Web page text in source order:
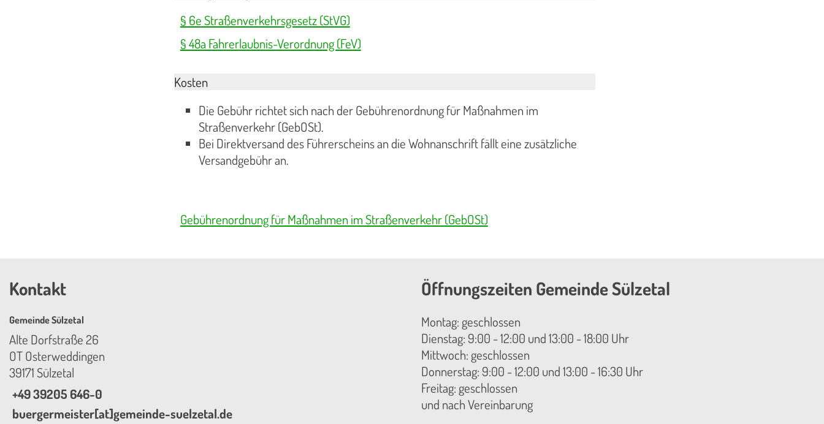
§ 6e Straßenverkehrsgesetz (StVG)
§ 48a Fahrerlaubnis-Verordnung (FeV)
Kosten
Die Gebühr richtet sich nach der Gebührenordnung für Maßnahmen im
Straßenverkehr (GebOSt).
Bei Direktversand des Führerscheins an die Wohnanschrift fällt eine zusätzliche
Versandgebühr an.
Gebührenordnung für Maßnahmen im Straßenverkehr (GebOSt)
Kontakt
Gemeinde Sülzetal
Alte Dorfstraße 26
OT Osterweddingen
39171 Sülzetal
+49 39205 646-0
buergermeister[at]gemeinde-suelzetal.de
Öffnungszeiten Gemeinde Sülzetal
Montag: geschlossen
Dienstag: 9:00 - 12:00 und 13:00 - 18:00 Uhr
Mittwoch: geschlossen
Donnerstag: 9:00 - 12:00 und 13:00 - 16:30 Uhr
Freitag: geschlossen
und nach Vereinbarung